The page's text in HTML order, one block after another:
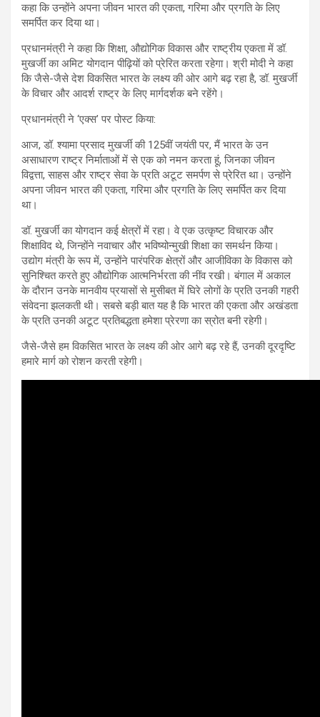
कहा कि उन्होंने अपना जीवन भारत की एकता, गरिमा और प्रगति के लिए
समर्पित कर दिया था।
प्रधानमंत्री ने कहा कि शिक्षा, औद्योगिक विकास और राष्ट्रीय एकता में डॉ.
मुखर्जी का अमिट योगदान पीढ़ियों को प्रेरित करता रहेगा। श्री मोदी ने कहा
कि जैसे-जैसे देश विकसित भारत के लक्ष्य की ओर आगे बढ़ रहा है, डॉ. मुखर्जी
के विचार और आदर्श राष्ट्र के लिए मार्गदर्शक बने रहेंगे।
प्रधानमंत्री ने ‘एक्‍स’ पर पोस्ट किया:
आज, डॉ. श्यामा प्रसाद मुखर्जी की 125वीं जयंती पर, मैं भारत के उन
असाधारण राष्ट्र निर्माताओं में से एक को नमन करता हूं, जिनका जीवन
विद्वत्ता, साहस और राष्ट्र सेवा के प्रति अटूट समर्पण से प्रेरित था। उन्होंने
अपना जीवन भारत की एकता, गरिमा और प्रगति के लिए समर्पित कर दिया
था।
डॉ. मुखर्जी का योगदान कई क्षेत्रों में रहा। वे एक उत्कृष्ट विचारक और
शिक्षाविद थे, जिन्होंने नवाचार और भविष्योन्मुखी शिक्षा का समर्थन किया।
उद्योग मंत्री के रूप में, उन्होंने पारंपरिक क्षेत्रों और आजीविका के विकास को
सुनिश्चित करते हुए औद्योगिक आत्मनिर्भरता की नींव रखी। बंगाल में अकाल
के दौरान उनके मानवीय प्रयासों से मुसीबत में घिरे लोगों के प्रति उनकी गहरी
संवेदना झलकती थी। सबसे बड़ी बात यह है कि भारत की एकता और अखंडता
के प्रति उनकी अटूट प्रतिबद्धता हमेशा प्रेरणा का स्रोत बनी रहेगी।
जैसे-जैसे हम विकसित भारत के लक्ष्य की ओर आगे बढ़ रहे हैं, उनकी दूरदृष्टि
हमारे मार्ग को रोशन करती रहेगी।